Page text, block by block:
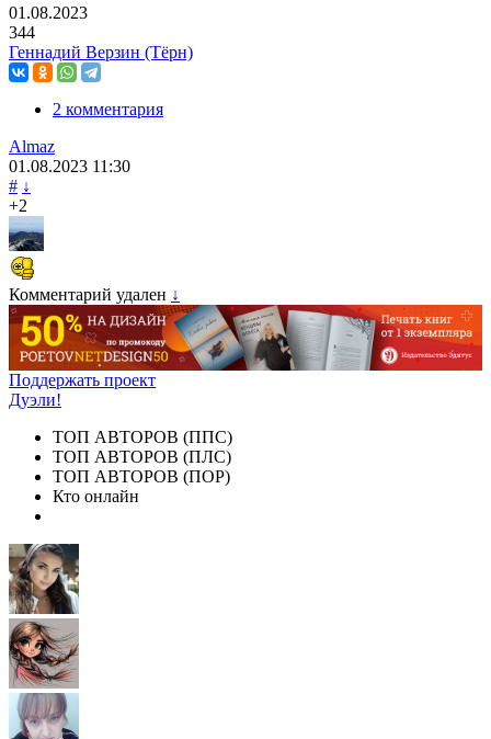
01.08.2023
344
Геннадий Верзин (Тёрн)
2 комментария
Almaz
01.08.2023 11:30
# ↓
+2
Комментарий удален ↓
Поддержать проект
Дуэли!
ТОП АВТОРОВ (ППС)
ТОП АВТОРОВ (ПЛС)
ТОП АВТОРОВ (ПОР)
Кто онлайн